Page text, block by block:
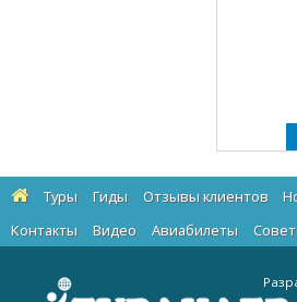
Туры Гиды Отзывы клиентов
Контакты
Видео Авиабилеты